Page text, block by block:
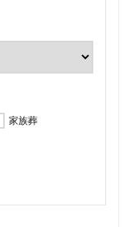
家族葬